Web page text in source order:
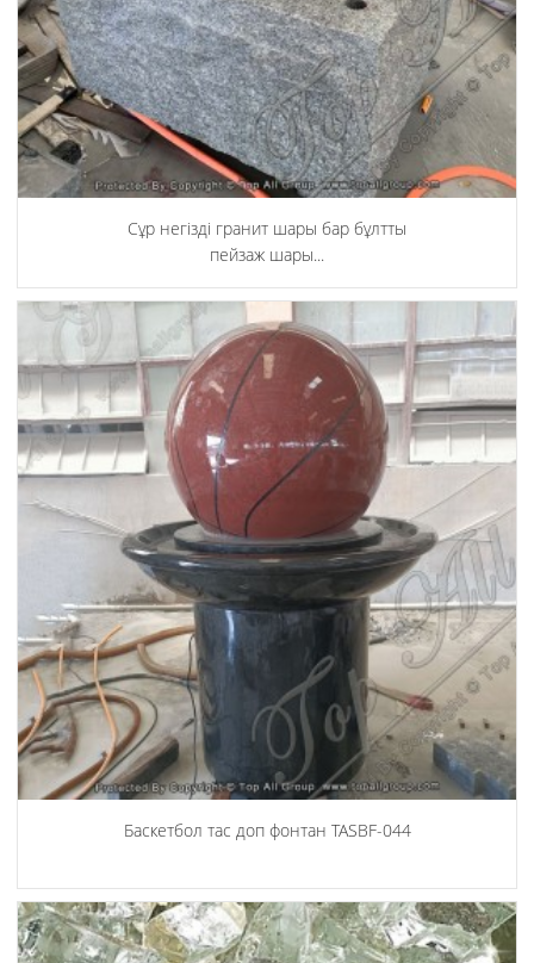
Сұр негізді гранит шары бар бұлтты
пейзаж шары...
Баскетбол тас доп фонтан TASBF-044